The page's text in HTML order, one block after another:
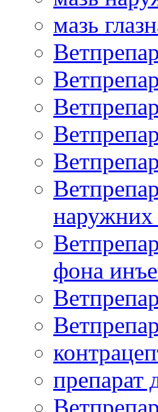
мазь
наружних
фона
препарат